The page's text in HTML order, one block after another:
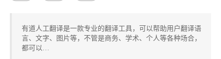
有道人工翻译是一款专业的翻译工具，可以帮助用户翻译语
言、文字、图片等，不管是商务、学术、个人等各种场合，
都可以…